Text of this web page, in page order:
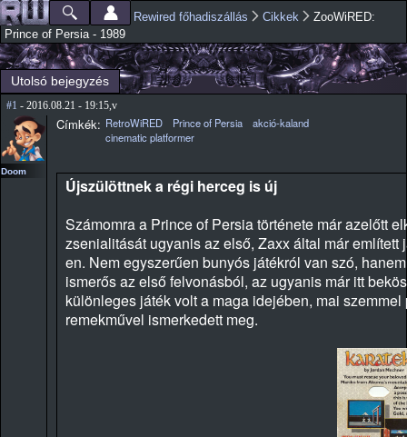
Ugrás a
Főmenü
Jelenlegi hely
Rewired főhadiszállás Cikkek
ZooWiRED:
Prince of Persia - 1989
Utolsó bejegyzés
#1 - 2016.08.21 - 19:15,v
Doom
Címkék: RetroWiRED Prince of Persia
akció-kaland
cinematic platformer
Újszülöttnek a régi herceg is új
Számomra a Prince of Persia története már azelőtt
zsenialitását ugyanis az első, Zaxx által már
en. Nem egyszerűen bunyós játékról van szó,
ismerős az első felvonásból, az ugyanis már itt
különleges játék volt a maga idejében, mai
remekművel ismerkedett meg.